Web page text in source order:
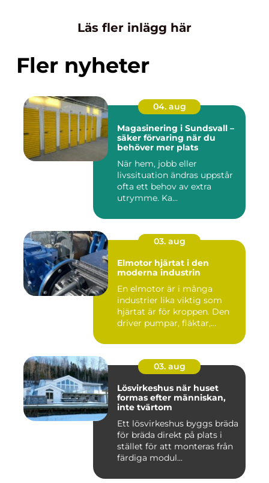
Läs fler inlägg här
Fler nyheter
04. aug
Magasinering i Sundsvall –
säker förvaring när du
behöver mer plats
När hem, jobb eller
livssituation ändras uppstår
ofta ett behov av extra
utrymme. Ka...
03. aug
Elmotor hjärtat i den
moderna industrin
En elmotor är i många
industrier lika viktig som
hjärtat är för kroppen. Den
driver pumpar, fläktar,...
03. aug
Lösvirkeshus när huset
formas efter människan,
inte tvärtom
Ett lösvirkeshus byggs bräda
för bräda direkt på plats i
stället för att monteras från
färdiga modul...